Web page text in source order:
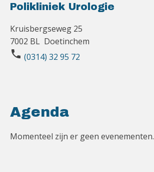
Polikliniek Urologie
Kruisbergseweg 25
7002 BL Doetinchem
phone (0314) 32 95 72
Agenda
Momenteel zijn er geen evenementen.